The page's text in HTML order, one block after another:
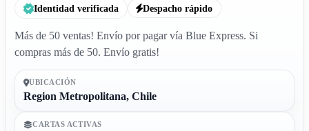
Identidad verificada Despacho rápido
Más de 50 ventas! Envío por pagar vía Blue Express. Si
compras más de 50. Envío gratis!
UBICACIÓN
Region Metropolitana, Chile
CARTAS ACTIVAS